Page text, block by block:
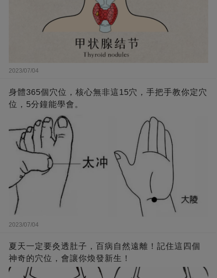
2023/07/04
身體365個穴位，核心無非這15穴，手把手教你定穴
位，5分鐘能學會。
2023/07/04
夏天一定要灸透肚子，百病自然遠離！記住這四個
神奇的穴位，會讓你煥發新生！